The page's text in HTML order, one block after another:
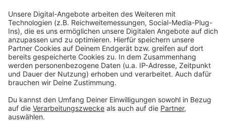
Allerdings direkt auf Modus Polarsturm. Also saßen wir
verschwitzt im Eiswind. Das Ende vom Lied: An jenem
Abend nahmen wir alle eine fette Erkältung mit nach
Hause. Was wir insgesamt bezahlt haben, schäme ich
mich, zu sagen. Nur soviel: Die Erkältung war komplett
gratis.
Anzeige